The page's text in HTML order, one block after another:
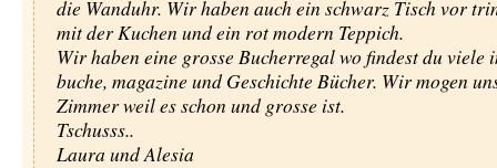
die Wanduhr. Wir haben auch ein schwarz Tisch vor
mit der Kuchen und ein rot modern Teppich.
Wir haben eine grosse Bucherregal wo findest du viele
buche, magazine und Geschichte Bücher. Wir mogen
Zimmer weil es schon und grosse ist.
Tschusss..
Laura und Alesia